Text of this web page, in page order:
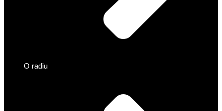
O radiu